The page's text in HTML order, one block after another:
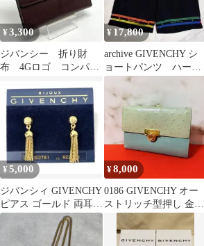
¥3,300
ジバンシー 折り財
布 4Gロゴ コンパク
ズ レディース
¥ 17,800
archive GIVENCHY シ
ョートパンツ ハーフ
パンツ スウェット
¥ 5,000
ジバンシィ GIVENCHY
ピアス ゴールド 両耳用
ロゴ タッセル
¥8,000
0186 GIVENCHY オー
ストリッチ型押し 金ロ